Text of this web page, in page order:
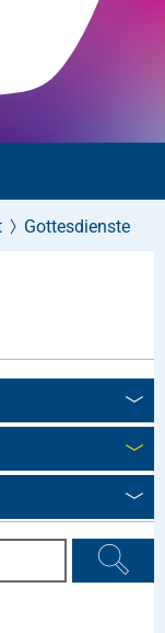
Gottesdienste